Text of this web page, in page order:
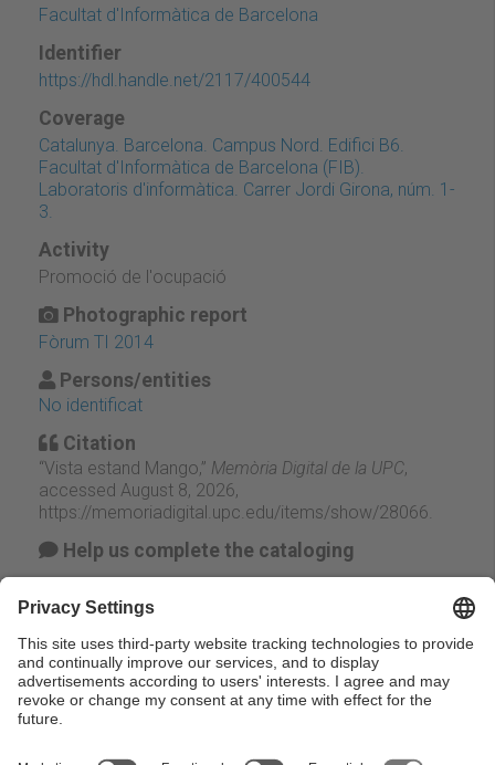
Facultat d'Informàtica de Barcelona
Identifier
https://hdl.handle.net/2117/400544
Coverage
Catalunya. Barcelona. Campus Nord. Edifici B6.
Facultat d'Informàtica de Barcelona (FIB).
Laboratoris d'informàtica. Carrer Jordi Girona, núm. 1-
3.
Activity
Promoció de l'ocupació
Photographic report
Fòrum TI 2014
Persons/entities
No identificat
Citation
“Vista estand Mango,” Memòria Digital de la UPC,
accessed August 8, 2026,
https://memoriadigital.upc.edu/items/show/28066
Help us complete the cataloging
Suggest change
Facebook Twitter Email